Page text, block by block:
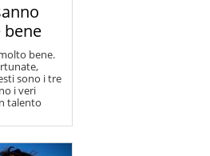
bene
bene.
sono i tre
i veri
talento